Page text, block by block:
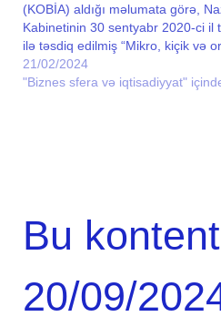
(KOBİA) aldığı məlumata görə,
Kabinetinin 30 sentyabr 2020-ci il
ilə təsdiq edilmiş “Mikro, kiçik və
sahibkarlığın inkişafı ilə əlaqədar
tədqiqat və dəstək layihələrinin
21/02/2024
"Biznes sfera və iqtisadiyyat"
Bu
20/09/